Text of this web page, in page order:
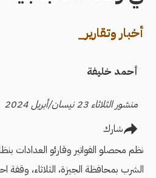
أخبار وتقارير_
أحمد خليفة
منشور الثلاثاء 23 نيسان/أبريل 2024
شارك
نظم محصلو الفواتير وقارئو العدادات
الشرب بمحافظة الجيزة، الثلاثاء، وقفة